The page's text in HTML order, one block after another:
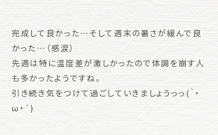
完成して良かった…そして週末の暑さが緩んで良
かった…（感涙）
先週は特に温度差が激しかったので体調を崩す人
も多かったようですね。
引き続き気をつけて過ごしていきましょうっっ(｀・
ω・´)